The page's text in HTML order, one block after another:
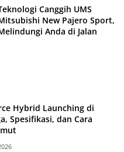
Canggih UMS
New Pajero Sport,
Anda di Jalan
Hybrid Launching di
Spesifikasi, dan Cara